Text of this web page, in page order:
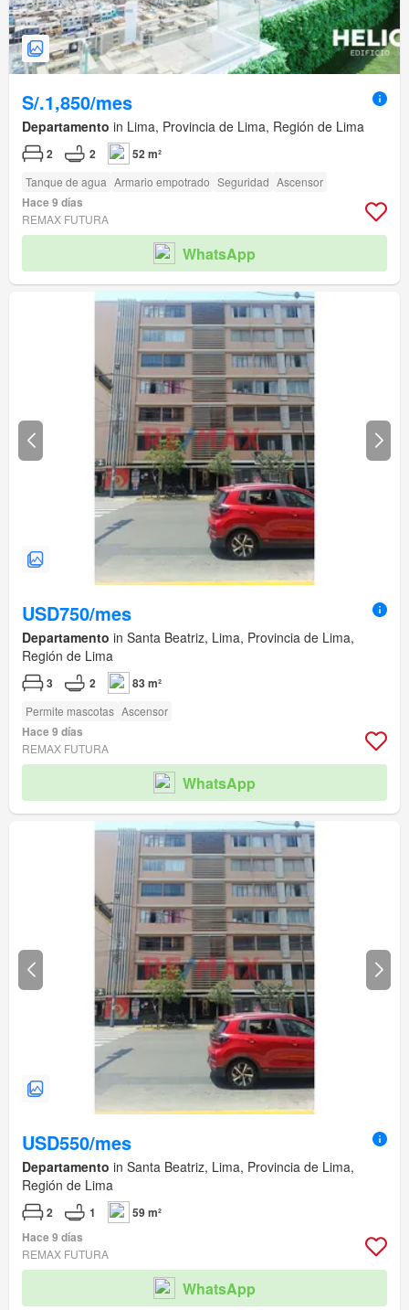
S/.1,850/mes
Departamento in Lima, Provincia de Lima, Región de Lima
2 2 52 m²
Tanque de agua Armario empotrado Seguridad Ascensor
Hace 9 días
REMAX FUTURA
WhatsApp
USD750/mes
Departamento in Santa Beatriz, Lima, Provincia de Lima,
Región de Lima
3 2 83 m²
Permite mascotas Ascensor
Hace 9 días
REMAX FUTURA
WhatsApp
USD550/mes
Departamento in Santa Beatriz, Lima, Provincia de Lima,
Región de Lima
2 1
59 m²
Hace 9 días
REMAX FUTURA
WhatsApp